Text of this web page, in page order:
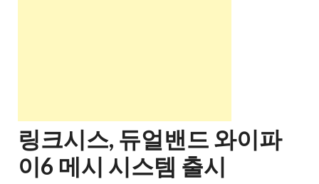
링크시스, 듀얼밴드 와이파
이6 메시 시스템 출시